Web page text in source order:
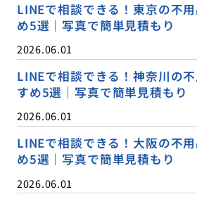
LINEで相談できる！東京の不
め5選｜写真で簡単見積もり
2026.06.01
LINEで相談できる！神奈川の
すめ5選｜写真で簡単見積もり
2026.06.01
LINEで相談できる！大阪の不
め5選｜写真で簡単見積もり
2026.06.01